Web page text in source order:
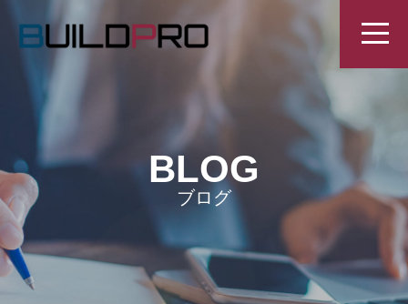
BLOG
ブログ